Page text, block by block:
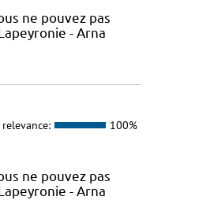
ne pouvez pas
- Arna
relevance: 100%
ne pouvez pas
- Arna